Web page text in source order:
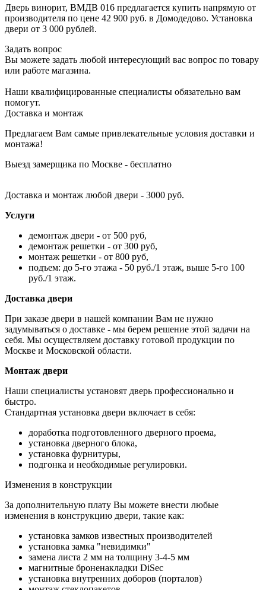
Дверь винорит, ВМДВ 016 предлагается купить напрямую от
производителя по цене 42 900 руб. в Домодедово. Установка
двери от 3 000 рублей.
Задать вопрос
Вы можете задать любой интересующий вас вопрос по товару
или работе магазина.
Наши квалифицированные специалисты обязательно вам
помогут.
Доставка и монтаж
Предлагаем Вам самые привлекательные условия доставки и
монтажа!
Выезд замерщика по Москве - бесплатно
Доставка и монтаж любой двери - 3000 руб.
Услуги
демонтаж двери - от 500 руб,
демонтаж решетки - от 300 руб,
монтаж решетки - от 800 руб,
подъем: до 5-го этажа - 50 руб./1 этаж, выше 5-го 100
руб./1 этаж.
Доставка двери
При заказе двери в нашей компании Вам не нужно
задумываться о доставке - мы берем решение этой задачи на
себя. Мы осуществляем доставку готовой продукции по
Москве и Московской области.
Монтаж двери
Наши специалисты установят дверь профессионально и
быстро.
Стандартная установка двери включает в себя:
доработка подготовленного дверного проема,
установка дверного блока,
установка фурнитуры,
подгонка и необходимые регулировки.
Изменения в конструкции
За дополнительную плату Вы можете внести любые
изменения в конструкцию двери, такие как:
установка замков известных производителей
установка замка "невидимки"
замена листа 2 мм на толщину 3-4-5 мм
магнитные броненакладки DiSec
установка внутренних доборов (порталов)